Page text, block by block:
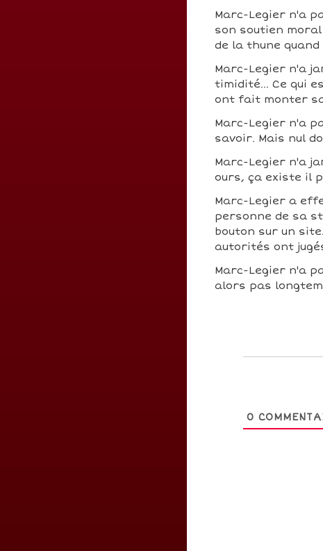
Marc-Legier n'a
son soutien
de la thune quand
Marc-Legier n'a
timidité... Ce qui
ont fait monter
Marc-Legier n'a
savoir. Mais nul
Marc-Legier n'a
ours, ça existe il
Marc-Legier a
personne de sa
bouton sur un
autorités ont
Marc-Legier n'a
alors pas
0